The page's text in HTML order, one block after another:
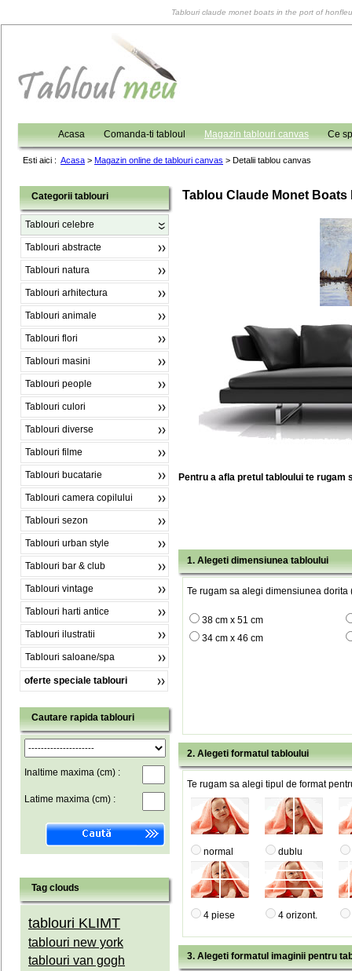
Tablouri claude monet boats in the port of
Acasa Comanda-ti tabloul Magazin tablouri canvas Ce
Esti aici : Acasa > Magazin online de tablouri canvas > Detalii tablou canvas
Categorii tablouri
Tablouri celebre
Tablouri abstracte
Tablouri natura
Tablouri arhitectura
Tablouri animale
Tablouri flori
Tablouri masini
Tablouri people
Tablouri culori
Tablouri diverse
Tablouri filme
Tablouri bucatarie
Tablouri camera copilului
Tablouri sezon
Tablouri urban style
Tablouri bar & club
Tablouri vintage
Tablouri harti antice
Tablouri ilustratii
Tablouri saloane/spa
oferte speciale tablouri
Cautare rapida tablouri
Inaltime maxima (cm) :
Latime maxima (cm) :
Tag clouds
tablouri KLIMT
tablouri new york
tablouri van gogh
Tablou Claude Monet Boats
Pentru a afla pretul tabloului te rugam
1. Alegeti dimensiunea tabloului
Te rugam sa alegi dimensiunea dorita
38 cm x 51 cm
34 cm x 46 cm
2. Alegeti formatul tabloului
Te rugam sa alegi tipul de format
normal dublu
4 piese 4 orizont.
3. Alegeti formatul imaginii pentru